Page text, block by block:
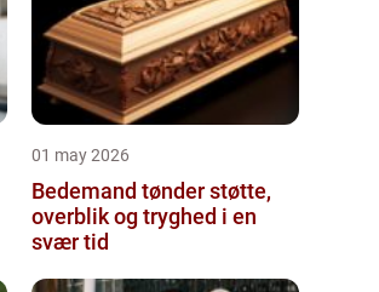
01 may 2026
Bedemand tønder støtte,
overblik og tryghed i en
svær tid